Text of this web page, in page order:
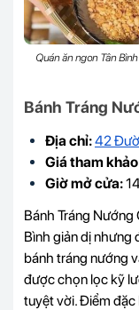
Quán ăn ngon Tân
Bánh Tráng
Địa chỉ:42
Giá tham
Giờ mở cửa:
Bánh Tráng Nướng
Bình giản dị nhưng
bánh tráng nướng
được chọn lọc kỹ
tuyệt vời. Điểm đặc